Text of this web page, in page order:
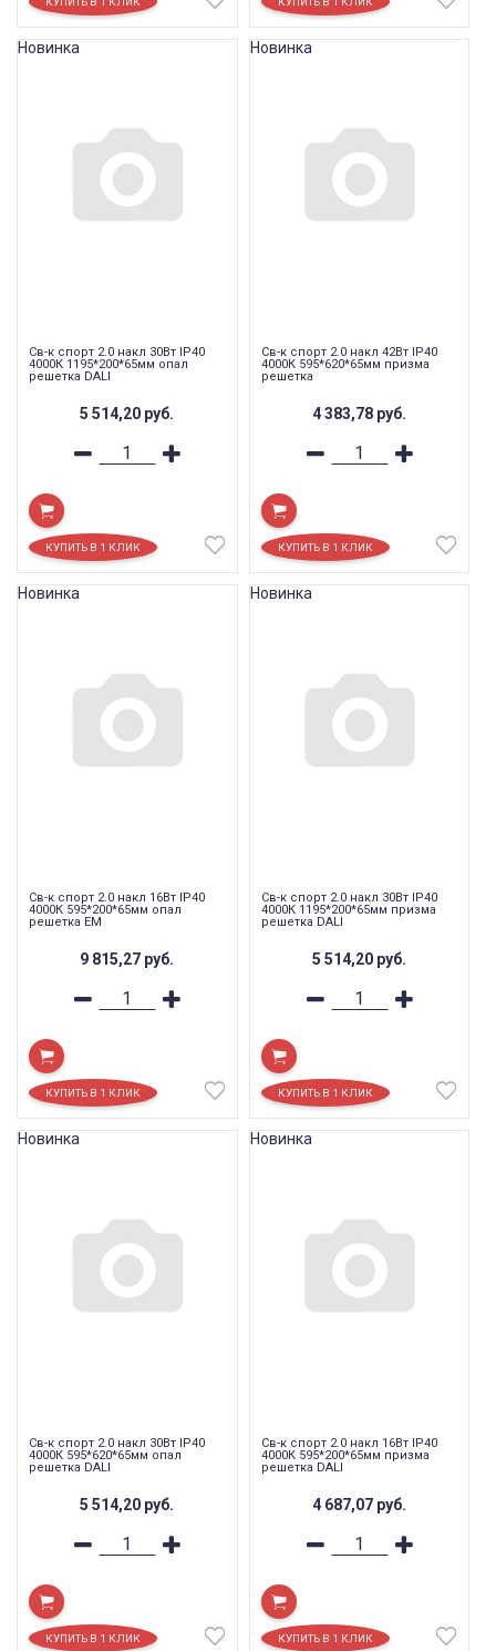
Св-к спорт 2.0 накл 30Вт IP40
4000К 1195*200*65мм опал
решетка DALI
5 514,20 руб.
Новинка
Св-к спорт 2.0 накл 42Вт IP40
4000К 595*620*65мм призма
решетка
4 383,78 руб.
Новинка
Св-к спорт 2.0 накл 16Вт IP40
4000К 595*200*65мм опал
решетка EM
9 815,27 руб.
Новинка
Св-к спорт 2.0 накл 30Вт IP40
4000К 1195*200*65мм призма
решетка DALI
5 514,20 руб.
Новинка
Св-к спорт 2.0 накл 30Вт IP40
4000К 595*620*65мм опал
решетка DALI
5 514,20 руб.
Новинка
Св-к спорт 2.0 накл 16Вт IP40
4000К 595*200*65мм призма
решетка DALI
4 687,07 руб.
Новинка